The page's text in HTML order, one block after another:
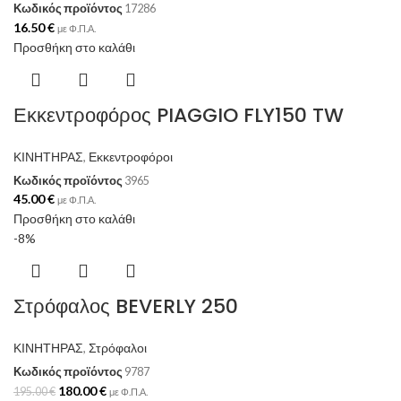
Κωδικός προϊόντος 17286
16.50€ με Φ.Π.Α.
Προσθήκη στο καλάθι
Εκκεντροφόρος PIAGGIO FLY150 TW
ΚΙΝΗΤΗΡΑΣ, Εκκεντροφόροι
Κωδικός προϊόντος 3965
45.00€ με Φ.Π.Α.
Προσθήκη στο καλάθι
-8%
Στρόφαλος BEVERLY 250
ΚΙΝΗΤΗΡΑΣ, Στρόφαλοι
Κωδικός προϊόντος 9787
195.00€ 180.00€ με Φ.Π.Α.